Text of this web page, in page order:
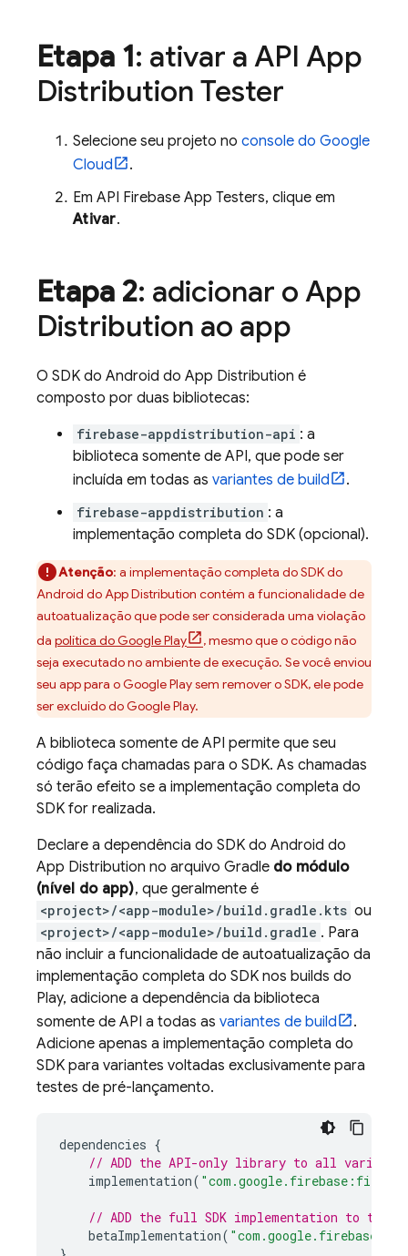
Etapa 1: ativar a API App
Distribution Tester
Selecione seu projeto no console do Google
Cloud
.
Em API Firebase App Testers, clique em
Ativar.
Etapa 2: adicionar o App
Distribution ao app
O SDK do Android do App Distribution é
composto por duas bibliotecas:
firebase-appdistribution-api : a
biblioteca somente de API, que pode ser
incluída em todas as variantes de build .
firebase-appdistribution : a
implementação completa do SDK (opcional).
Atenção: a implementação completa do SDK do
Android doApp Distribution contém a funcionalidade de
autoatualização que pode ser considerada uma violação
da política doGoogle Play
, mesmo que o código não
seja executado no ambiente de execução. Se você enviou
seu app para oGoogle Playsem remover o SDK, ele pode
ser excluído doGoogle Play.
A biblioteca somente de API permite que seu
código faça chamadas para o SDK. As chamadas
só terão efeito se a implementação completa do
SDK for realizada.
Declare a dependência do SDK do Android do
App Distribution no arquivo Gradle do módulo
(nível do app), que geralmente é
<project>/<app-module>/build.gradle.kts ou
<project>/<app-module>/build.gradle . Para
não incluir a funcionalidade de autoatualização da
implementação completa do SDK nos builds do
Play, adicione a dependência da biblioteca
somente de API a todas as variantes de build
.
Adicione apenas a implementação completa do
SDK para variantes voltadas exclusivamente para
testes de pré-lançamento.
dependencies {
// ADD the API-only library to all variants
implementation(
// ADD the full SDK implementation to the
betaImplementation(